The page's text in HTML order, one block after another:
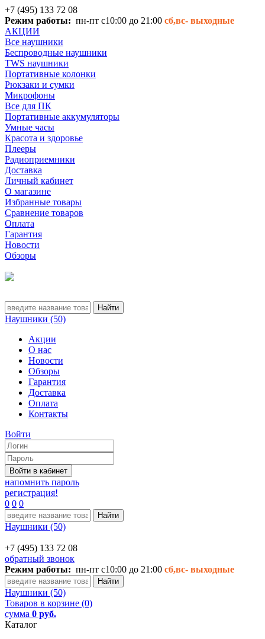
+7 (495) 133 72 08
Режим работы: пн-пт с10:00 до 21:00 сб,вс- выходные
АКЦИИ
Все наушники
Беспроводные наушники
TWS наушники
Портативные колонки
Рюкзаки и сумки
Микрофоны
Все для ПК
Портативные аккумуляторы
Умные часы
Красота и здоровье
Плееры
Радиоприемники
Доставка
Личный кабинет
О магазине
Избранные товары
Сравнение товаров
Оплата
Гарантия
Новости
Обзоры
Наушники (50)
Акции
О нас
Новости
Обзоры
Гарантия
Доставка
Оплата
Контакты
Войти
напомнить пароль
регистрация!
0 0 0
Наушники (50)
+7 (495) 133 72 08
обратный звонок
Режим работы: пн-пт с10:00 до 21:00 сб,вс- выходные
Наушники (50)
Товаров в корзине (0)
сумма 0 руб.
Каталог